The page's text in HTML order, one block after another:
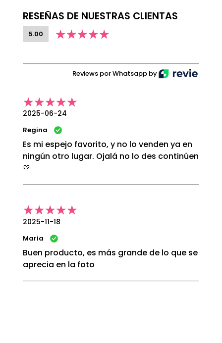
RESEÑAS DE NUESTRAS CLIENTAS
5.00
Reviews por Whatsapp by
2025-06-24
Regina
Es mi espejo favorito, y no lo venden ya en
ningún otro lugar. Ojalá no lo des continúen
🩷
2025-11-18
Maria
Buen producto, es más grande de lo que se
aprecia en la foto